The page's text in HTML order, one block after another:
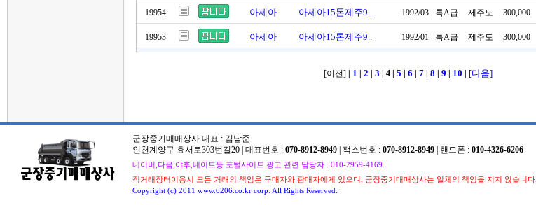
19954 아세아 아세아15톤제주9.. 1992/03 특A급 제주도 300,000
19953 아세아 아세아15톤제주9.. 1992/01 특A급 제주도 300,000
[이전] 1 2 3 | 4 5 6 7 8 9 10 [다음]
군장중기매매상사 대표 : 김남준
인천계양구 효서로303번길20 | 대표번호 : 070-8912-8949 | 팩스번호 : 070-8912-8949 | 핸드폰 : 010-4326-6206
네이버,다음,야후,네이트등 포털사이트 광고 관련 담당자 : 010-2959-4169.
직거래장터이용시 모든 거래의 책임은 구매자와 판매자에게 있으며, 군장중기매매상사는 일체의 책임을 지지 않습니다.
Copyright (c) 2011 www.6206.co.kr corp. All Rights Reserved.